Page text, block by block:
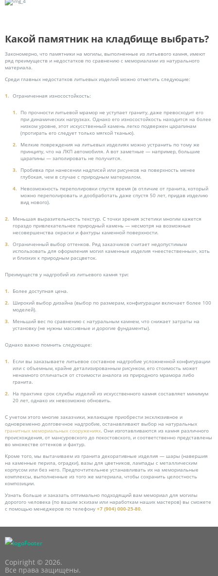
Какой памятник на кладбище выбрать?
Закономерно, что памятники на могилы, выполненные из литьевого камня, имеют
ряд преимуществ и недостатков по сравнению с мемориалами из натурального
материала.
Среди главных недостатков литьевых изделий можно отметить следующие:
Ограниченная износостойкость:
По прочности литьевой мрамор не уступает граниту, даже превосходит его
при динамических нагрузках. Однако его износостойкость находится на более
низком уровне, этот искусственный камень легко подвержен царапинам
(протирать его следует только мягкой тканью).
Мелкие повреждения на литьевых изделиях можно устранить по тому же
принципу, что на ЛКП автомобиля. А вот заметные — например, большие
царапины — заполировать не получится.
Пробивка при нанесении надписей или рисунков на поверхность менее
глубокая, чем в случае с природным материалом.
Невозможность переполировки спустя время (в отличие от гранита, который
можно переполировать и дообработать даже спустя 50 лет, придав изделию
вид нового).
Меньшая выразительность текстур. С точки зрения эстетики многим кажется
гораздо привлекательнее природный камень — несмотря на возможные
несовершенства окраски и фактуры каменной поверхности.
Ограниченный выбор оттенков. Ряд заказчиков считает недопустимым
использовать для оформления могил каменные изделия «неестественных», хоть
и близких к природным расцветок.
Преимуществ у надгробий из литьевого камня три:
Более доступная цена.
Широкий выбор дизайна (выбор по размерам, конфигурации включает более 100
моделей).
Меньший вес по сравнению с натуральным камнем, что снижает затраты на
установку (не нужны массивные и дорогие фундаменты).
Однако важно помнить следующее:
Если вы заказываете литьевое составное надгробие усложненной конфигурации
или с объемным, крайне детализированным рисунком, его стоимость может
ненамного отличаться от стоимости аналога из природного мрамора либо
гранита.
На практике срок службы изделий из искусственного камня составляет минимум
20 лет, однако их невозможно обновить.
С учетом этого многие заказчики, желающие приобрести эксклюзивное и
одновременно долговечное надгробие, останавливают выбор на натуральных
гранитных мемориальных сооружениях. Они изготавливаются из камня различного
происхождения, от мансуровского до покостовского, и соответственно представлены
во множестве оттенков и фактур.
Кроме того, мы вытачиваем из гранита декоративные изделия — шары (навершия
на каменные перила, оградки), вазы для цветников, лампады с металлическим
корпусом или без него. Предпочтительнее устанавливать их на мемориальные
комплексы, выполненные из того же материала, чтобы сохранить целостность
композиции.
Узнать больше и заказать оптимально подходящий вам мемориал для могилы
дорогого человека (по вашим эскизам или наработкам наших мастеров) вы сможете
с помощью менеджеров по телефону +7 (904) 000-25-80.
Copiright © 2026.
Все права защищены.